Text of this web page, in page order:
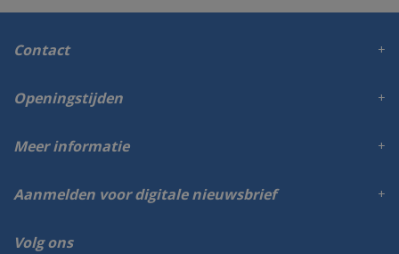
Contact
Volg ons
Openingstijden
Meer informatie
Aanmelden voor digitale nieuwsbrief